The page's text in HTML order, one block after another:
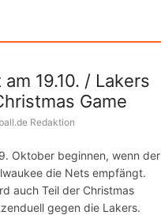
19.10. / Lakers
Game
Redaktion
Oktober beginnen, wenn der
die Nets empfängt.
auch Teil der Christmas
gegen die Lakers.